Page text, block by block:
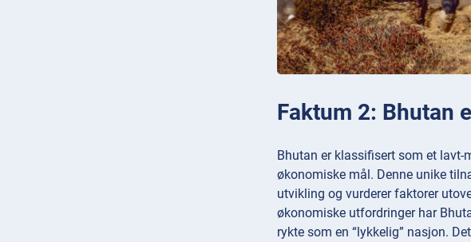
Faktum 2: Bhutan
Bhutan er klassifisert som et
økonomiske mål. Denne unike
utvikling og vurderer faktorer
økonomiske utfordringer har
rykte som en “lykkelig” nasjon.